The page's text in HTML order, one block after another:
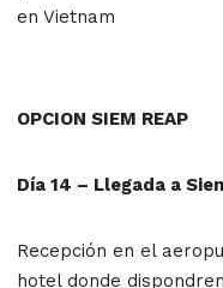
en Vietnam
OPCION SIEM REAP
Día 14 – Llegada a
Recepción en el
hotel donde